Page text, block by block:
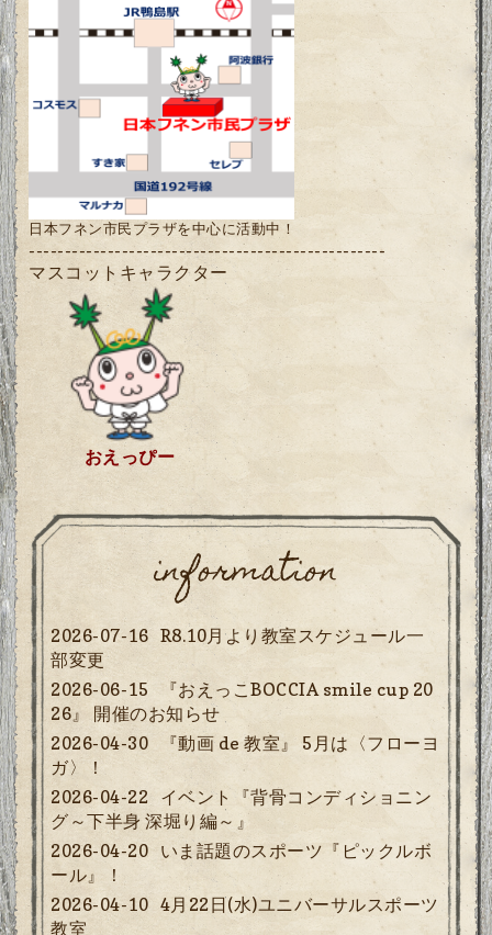
日本フネン市民プラザを中心に活動中！
--------------------------------------------------
マスコットキャラクター
おえっぴー
information
2026-07-16 R8.10月より教室スケジュール一
部変更
2026-06-15
『おえっこBOCCIA smile cup 20
26』 開催のお知らせ
2026-04-30
『動画 de 教室』 5月は〈フローヨ
ガ〉！
2026-04-22 イベント『背骨コンディショニン
グ～下半身 深堀り編～』
2026-04-20 いま話題のスポーツ『ピックルボ
ール』！
2026-04-10 4月22日(水)ユニバーサルスポーツ
教室